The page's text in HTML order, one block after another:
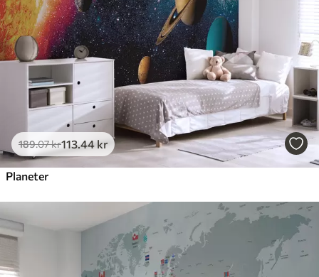
189.07kr113.44 kr
Planeter